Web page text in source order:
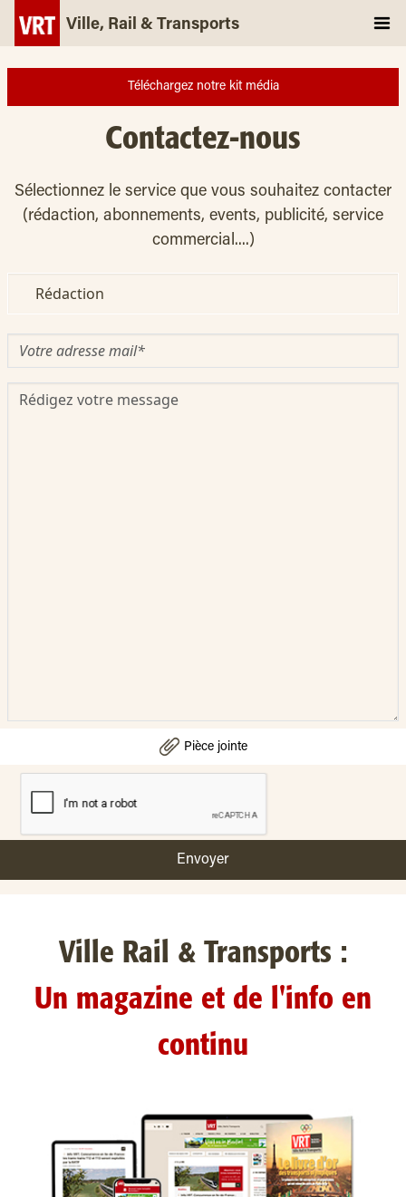
Ville, Rail & Transports
Téléchargez notre kit média
Contactez-nous
Sélectionnez le service que vous souhaitez contacter
(rédaction, abonnements, events, publicité, service
commercial....)
Pièce jointe
Envoyer
Ville Rail & Transports :
Un magazine et de l'info en
continu